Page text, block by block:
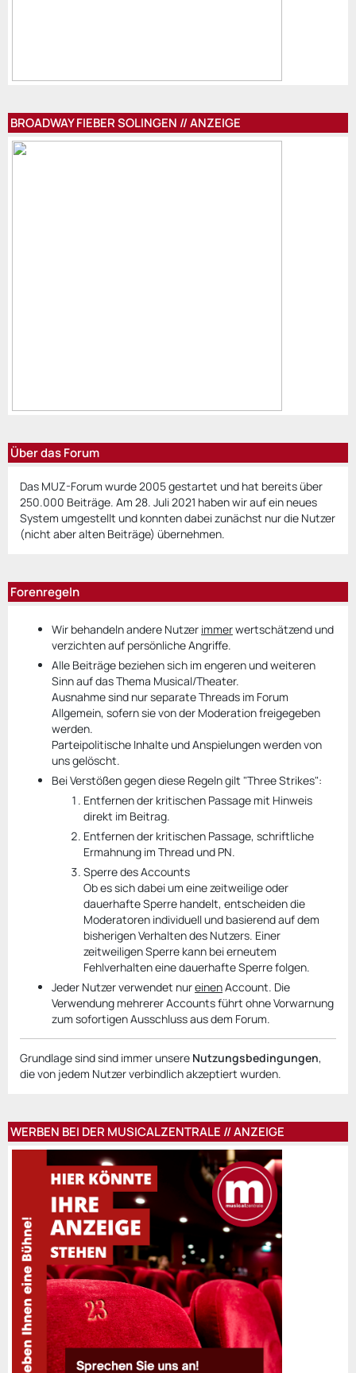
BROADWAY FIEBER SOLINGEN // ANZEIGE
Über das Forum
Das MUZ-Forum wurde 2005 gestartet und hat bereits über
250.000 Beiträge. Am 28. Juli 2021 haben wir auf ein neues
System umgestellt und konnten dabei zunächst nur die Nutzer
(nicht aber alten Beiträge) übernehmen.
Forenregeln
Wir behandeln andere Nutzer immerwertschätzend und
verzichten auf persönliche Angriffe.
Alle Beiträge beziehen sich im engeren und weiteren
Sinn auf das Thema Musical/Theater.
Ausnahme sind nur separate Threads im Forum
Allgemein, sofern sie von der Moderation freigegeben
werden.
Parteipolitische Inhalte und Anspielungen werden von
uns gelöscht.
Bei Verstößen gegen diese Regeln gilt "Three Strikes":
Entfernen der kritischen Passage mit Hinweis
direkt im Beitrag.
Entfernen der kritischen Passage, schriftliche
Ermahnung im Thread und PN.
Sperre des Accounts
Ob es sich dabei um eine zeitweilige oder
dauerhafte Sperre handelt, entscheiden die
Moderatoren individuell und basierend auf dem
bisherigen Verhalten des Nutzers. Einer
zeitweiligen Sperre kann bei erneutem
Fehlverhalten eine dauerhafte Sperre folgen.
Jeder Nutzer verwendet nureinenAccount. Die
Verwendung mehrerer Accounts führt ohne Vorwarnung
zum sofortigen Ausschluss aus dem Forum.
Grundlage sind sind immer unsere Nutzungsbedingungen,
die von jedem Nutzer verbindlich akzeptiert wurden.
WERBEN BEI DER MUSICALZENTRALE // ANZEIGE